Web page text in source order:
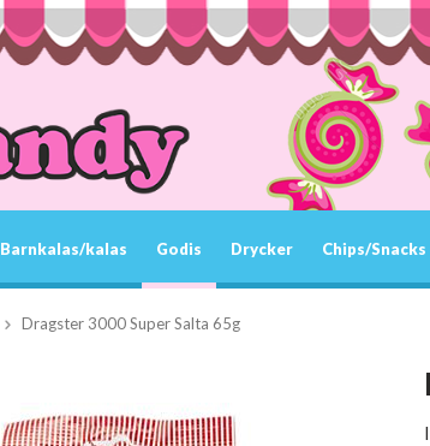
Barnkalas/kalas Godis Drycker Chips/Snacks
Dragster 3000 Super Salta 65g